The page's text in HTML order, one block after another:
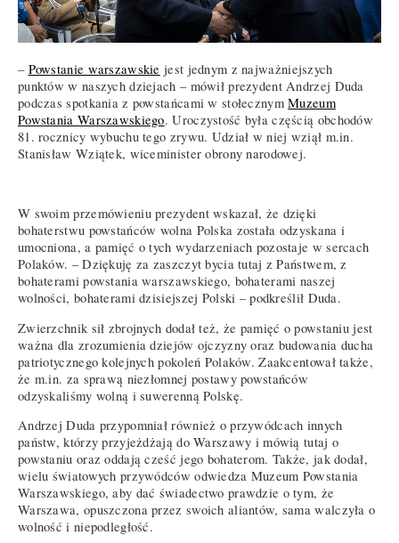
– Powstanie warszawskie jest jednym z najważniejszych
punktów w naszych dziejach – mówił prezydent Andrzej Duda
podczas spotkania z powstańcami w stołecznymMuzeum
Powstania Warszawskiego. Uroczystość była częścią obchodów
81. rocznicy wybuchu tego zrywu. Udział w niej wziął m.in.
Stanisław Wziątek, wiceminister obrony narodowej.
W swoim przemówieniu prezydent wskazał, że dzięki
bohaterstwu powstańców wolna Polska została odzyskana i
umocniona, a pamięć o tych wydarzeniach pozostaje w sercach
Polaków. – Dziękuję za zaszczyt bycia tutaj z Państwem, z
bohaterami powstania warszawskiego, bohaterami naszej
wolności, bohaterami dzisiejszej Polski – podkreślił Duda.
Zwierzchnik sił zbrojnych dodał też, że pamięć o powstaniu jest
ważna dla zrozumienia dziejów ojczyzny oraz budowania ducha
patriotycznego kolejnych pokoleń Polaków. Zaakcentował także,
że m.in. za sprawą niezłomnej postawy powstańców
odzyskaliśmy wolną i suwerenną Polskę.
Andrzej Duda przypomniał również o przywódcach innych
państw, którzy przyjeżdżają do Warszawy i mówią tutaj o
powstaniu oraz oddają cześć jego bohaterom. Także, jak dodał,
wielu światowych przywódców odwiedza Muzeum Powstania
Warszawskiego, aby dać świadectwo prawdzie o tym, że
Warszawa, opuszczona przez swoich aliantów, sama walczyła o
wolność i niepodległość.